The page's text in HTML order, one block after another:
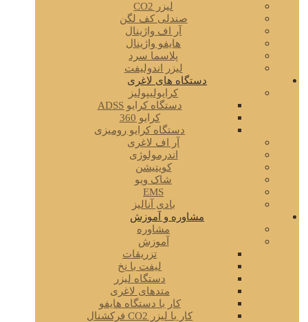
لیزر CO2
صندلی کف لگن
آر اف واژینال
هایفو واژینال
پلاسما سرد
لیزر اندولیفت
دستگاه های لاغری
کرایولیپولیز
دستگاه کرایو ADSS
کرایو 360
دستگاه کرایو رومیزی
آر اف لاغری
اندرمولوژی
کویتیشن
شاک ویو
EMS
بادی آنالیز
مشاوره و آموزش
مشاوره
آموزش
تزریقات
لیفت با نخ
دستگاه لیزر
متدهای لاغری
کار با دستگاه هایفو
کار با لیزر CO2 فرکشنال